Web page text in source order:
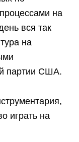
на
вся так
на
партии США.
играть на